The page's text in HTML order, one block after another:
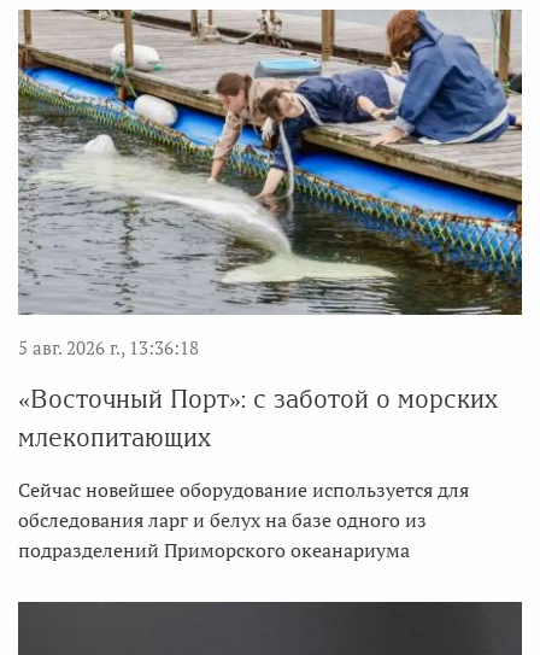
5 авг. 2026 г., 13:36:18
«Восточный Порт»: с заботой о морских
млекопитающих
Сейчас новейшее оборудование используется для
обследования ларг и белух на базе одного из
подразделений Приморского океанариума